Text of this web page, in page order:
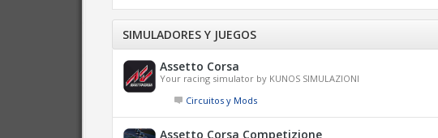
SIMULADORES Y JUEGOS
Assetto Corsa
Your racing simulator by KUNOS SIMULAZIONI
Circuitos y Mods
Assetto Corsa Competizione